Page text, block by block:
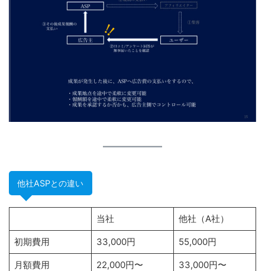
他社ASPとの違い
当社 他社（A社）
初期費用 33,000円 55,000円
月額費用
22,000円〜
33,000円〜